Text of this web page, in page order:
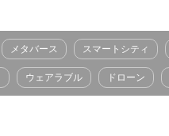
メタバース スマートシティ
ウェアラブル ドローン